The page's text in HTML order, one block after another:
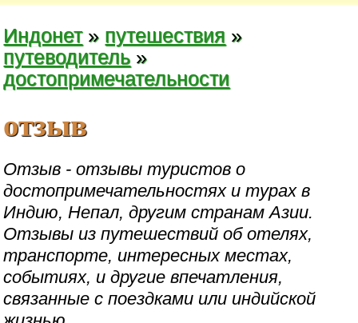
Индонет» путешествия »
путеводитель »
достопримечательности
отзыв
Отзыв - отзывы туристов о
достопримечательностях и турах в
Индию, Непал, другим странам Азии.
Отзывы из путешествий об отелях,
транспорте, интересных местах,
событиях, и другие впечатления,
связанные с поездками или индийской